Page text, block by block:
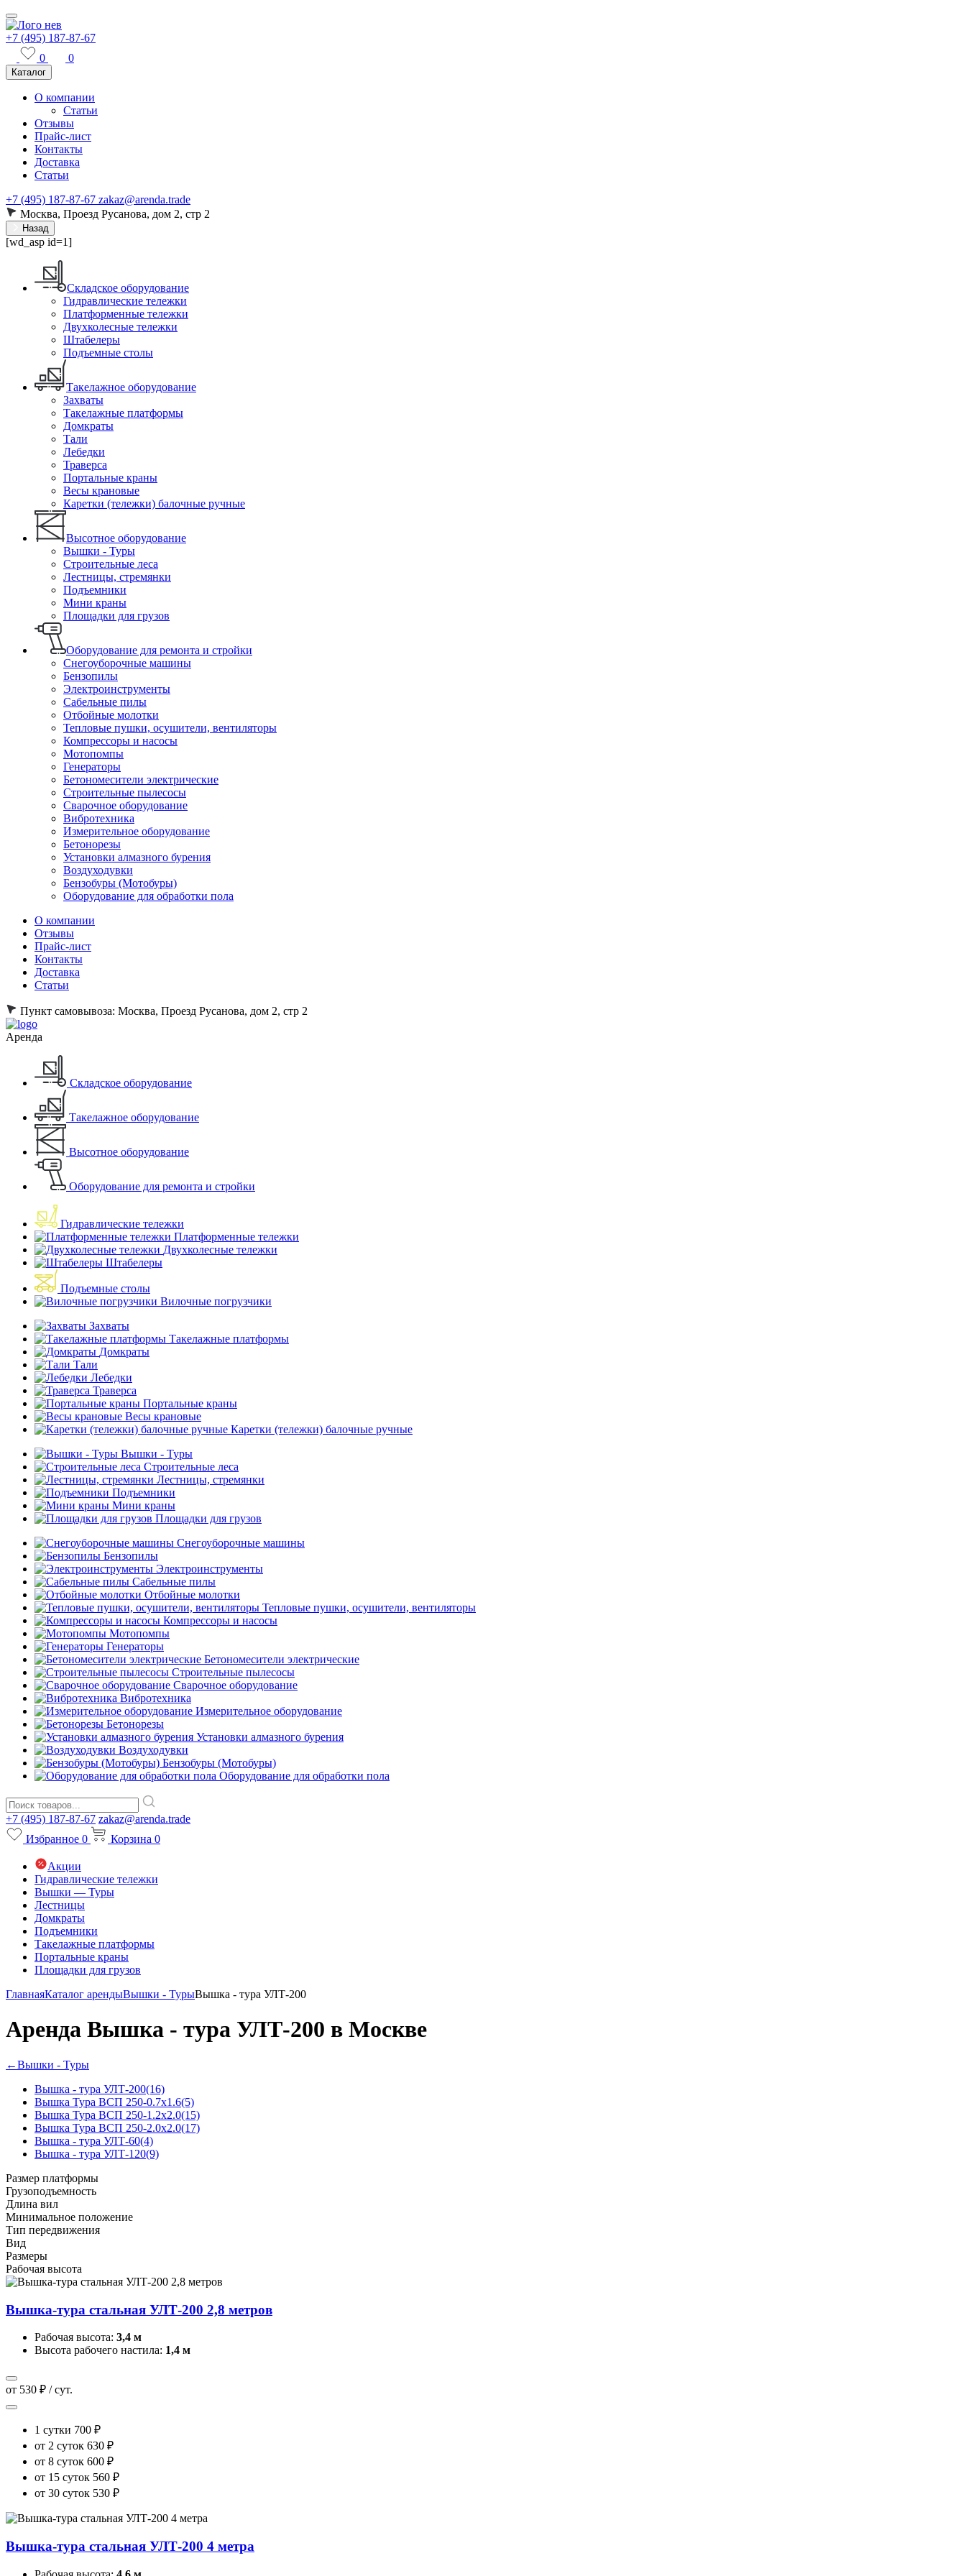
+7 (495) 187-87-67
0
0
Каталог
О компании
Статьи
Отзывы
Прайс-лист
Контакты
Доставка
Статьи
+7 (495) 187-87-67 zakaz@arenda.trade
Москва, Проезд Русанова, дом 2, стр 2
Назад
[wd_asp id=1]
Складское оборудование
Гидравлические тележки
Платформенные тележки
Двухколесные тележки
Штабелеры
Подъемные столы
Такелажное оборудование
Захваты
Такелажные платформы
Домкраты
Тали
Лебедки
Траверса
Портальные краны
Весы крановые
Каретки (тележки) балочные ручные
Высотное оборудование
Вышки - Туры
Строительные леса
Лестницы, стремянки
Подъемники
Мини краны
Площадки для грузов
Оборудование для ремонта и стройки
Снегоуборочные машины
Бензопилы
Электроинструменты
Сабельные пилы
Отбойные молотки
Тепловые пушки, осушители, вентиляторы
Компрессоры и насосы
Мотопомпы
Генераторы
Бетономесители электрические
Строительные пылесосы
Сварочное оборудование
Вибротехника
Измерительное оборудование
Бетонорезы
Установки алмазного бурения
Воздуходувки
Бензобуры (Мотобуры)
Оборудование для обработки пола
О компании
Отзывы
Прайс-лист
Контакты
Доставка
Статьи
Пункт самовывоза: Москва, Проезд Русанова, дом 2, стр 2
Аренда
Складское оборудование
Такелажное оборудование
Высотное оборудование
Оборудование для ремонта и стройки
Гидравлические тележки
Платформенные тележки
Двухколесные тележки
Штабелеры
Подъемные столы
Вилочные погрузчики
Захваты
Такелажные платформы
Домкраты
Тали
Лебедки
Траверса
Портальные краны
Весы крановые
Каретки (тележки) балочные ручные
Вышки - Туры
Строительные леса
Лестницы, стремянки
Подъемники
Мини краны
Площадки для грузов
Снегоуборочные машины
Бензопилы
Электроинструменты
Сабельные пилы
Отбойные молотки
Тепловые пушки, осушители, вентиляторы
Компрессоры и насосы
Мотопомпы
Генераторы
Бетономесители электрические
Строительные пылесосы
Сварочное оборудование
Вибротехника
Измерительное оборудование
Бетонорезы
Установки алмазного бурения
Воздуходувки
Бензобуры (Мотобуры)
Оборудование для обработки пола
+7 (495) 187-87-67 zakaz@arenda.trade
Избранное 0 Корзина 0
Акции
Гидравлические тележки
Вышки — Туры
Лестницы
Домкраты
Подъемники
Такелажные платформы
Портальные краны
Площадки для грузов
ГлавнаяКаталог арендыВышки - ТурыВышка - тура УЛТ-200
Аренда Вышка - тура УЛТ-200 в Москве
←Вышки - Туры
Вышка - тура УЛТ-200(16)
Вышка Тура ВСП 250-0.7x1.6(5)
Вышка Тура ВСП 250-1.2x2.0(15)
Вышка Тура ВСП 250-2.0x2.0(17)
Вышка - тура УЛТ-60(4)
Вышка - тура УЛТ-120(9)
Размер платформы
Грузоподъемность
Длина вил
Минимальное положение
Тип передвижения
Вид
Размеры
Рабочая высота
Вышка-тура стальная УЛТ-200 2,8 метров
Рабочая высота: 3,4 м
Высота рабочего настила: 1,4 м
от 530 ₽ / сут.
1 сутки 700 ₽
от 2 суток 630 ₽
от 8 суток 600 ₽
от 15 суток 560 ₽
от 30 суток 530 ₽
Вышка-тура стальная УЛТ-200 4 метра